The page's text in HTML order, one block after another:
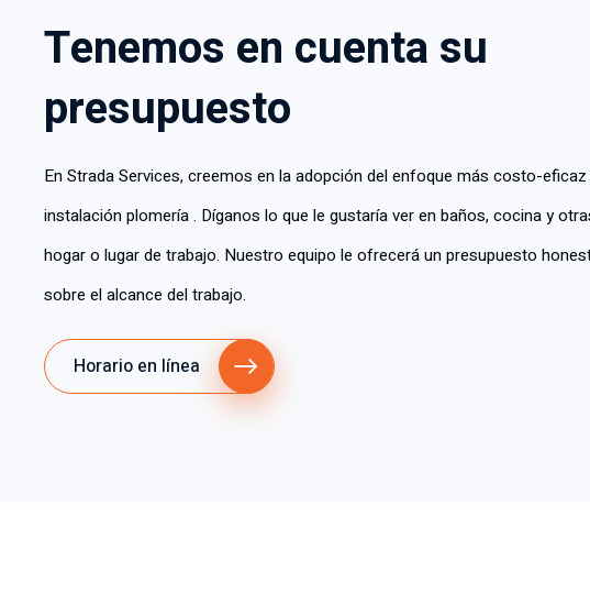
Tenemos en cuenta su
presupuesto
En Strada Services, creemos en la adopción del enfoque más costo-
instalación plomería . Díganos lo que le gustaría ver en baños, cocina y
hogar o lugar de trabajo. Nuestro equipo le ofrecerá un presupuesto
sobre el alcance del trabajo.
Horario en línea